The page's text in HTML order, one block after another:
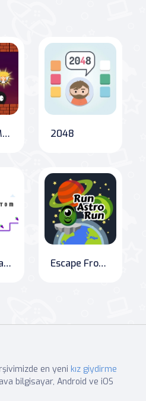
Rulo Top Macerası 2048
Süper Hayalet Tavşan Escape From Red Planet
en yeni kız giydirme
bilgisayar, Android ve iOS